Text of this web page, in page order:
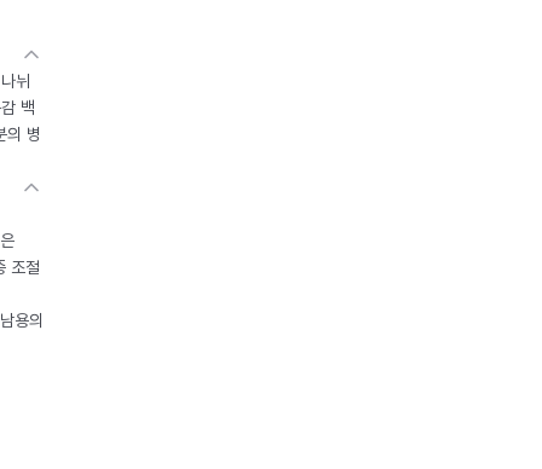
뉘
백
의 병
조절
용의